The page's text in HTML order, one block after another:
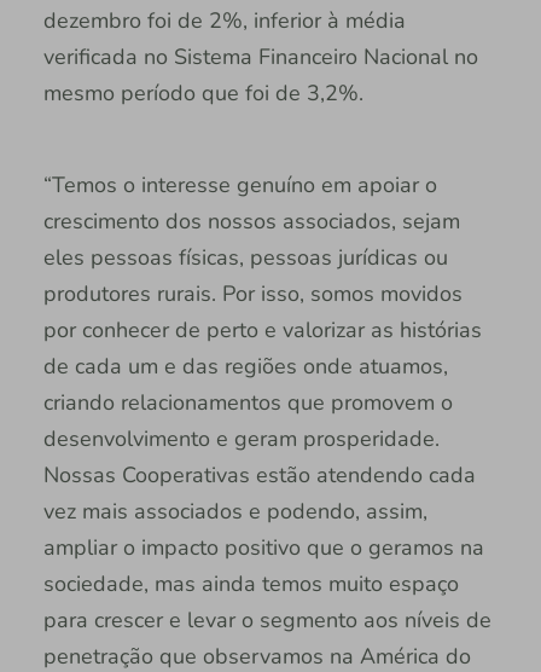
dezembro foi de 2%, inferior à média
verificada no Sistema Financeiro Nacional no
mesmo período que foi de 3,2%.
“Temos o interesse genuíno em apoiar o
crescimento dos nossos associados, sejam
eles pessoas físicas, pessoas jurídicas ou
produtores rurais. Por isso, somos movidos
por conhecer de perto e valorizar as histórias
de cada um e das regiões onde atuamos,
criando relacionamentos que promovem o
desenvolvimento e geram prosperidade.
Nossas Cooperativas estão atendendo cada
vez mais associados e podendo, assim,
ampliar o impacto positivo que o geramos na
sociedade, mas ainda temos muito espaço
para crescer e levar o segmento aos níveis de
penetração que observamos na América do